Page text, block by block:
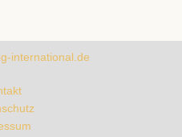
international.de